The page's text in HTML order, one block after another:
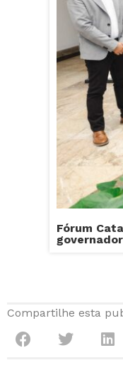
Fórum
Compartilhe esta